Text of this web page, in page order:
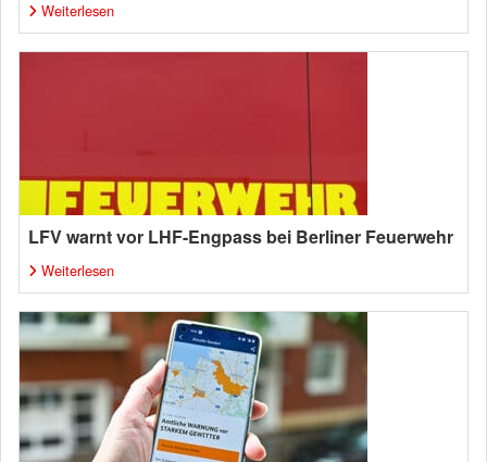
Weiterlesen
LFV warnt vor LHF-Engpass bei Berliner Feuerwehr
Weiterlesen